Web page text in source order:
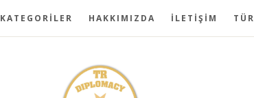
KATEGORİLER HAKKIMIZDA İLETİŞİM